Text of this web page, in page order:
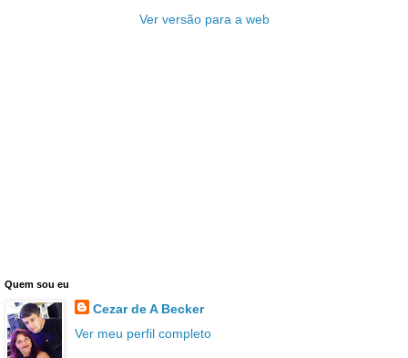
Ver versão para a web
Quem sou eu
Cezar de A Becker
Ver meu perfil completo